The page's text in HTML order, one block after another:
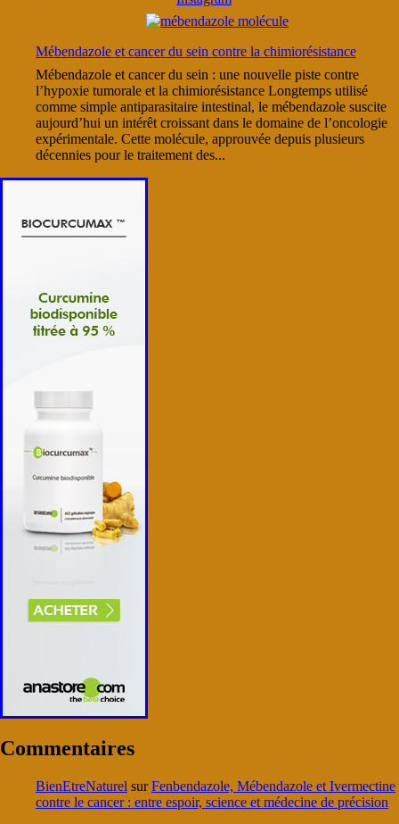
Mébendazole et cancer du sein contre la chimiorésistance
Mébendazole et cancer du sein : une nouvelle piste contre
l’hypoxie tumorale et la chimiorésistance Longtemps utilisé
comme simple antiparasitaire intestinal, le mébendazole suscite
aujourd’hui un intérêt croissant dans le domaine de l’oncologie
expérimentale. Cette molécule, approuvée depuis plusieurs
décennies pour le traitement des...
Commentaires
BienEtreNaturel surFenbendazole, Mébendazole et Ivermectine
contre le cancer : entre espoir, science et médecine de précision